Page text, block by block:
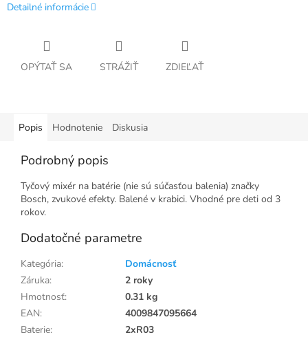
Detailné informácie
OPÝTAŤ SA STRÁŽIŤ ZDIEĽAŤ
Popis Hodnotenie Diskusia
Podrobný popis
Tyčový mixér na batérie (nie sú súčasťou balenia) značky
Bosch, zvukové efekty. Balené v krabici. Vhodné pre deti od 3
rokov.
Dodatočné parametre
Kategória:
Domácnosť
Záruka:
2 roky
Hmotnosť:
0.31 kg
EAN:
4009847095664
Baterie: 2xR03